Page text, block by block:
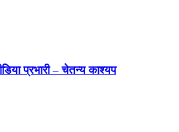
प्रभारी – चेतन्य काश्यप